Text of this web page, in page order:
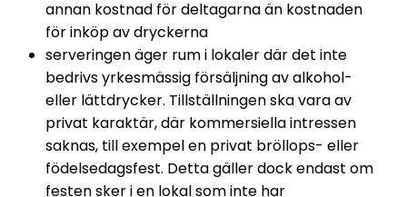
annan kostnad för deltagarna än kostnaden
för inköp av dryckerna
serveringen äger rum i lokaler där det inte
bedrivs yrkesmässig försäljning av alkohol-
eller lättdrycker. Tillställningen ska vara av
privat karaktär, där kommersiella intressen
saknas, till exempel en privat bröllops- eller
födelsedagsfest. Detta gäller dock endast om
festen sker i en lokal som inte har